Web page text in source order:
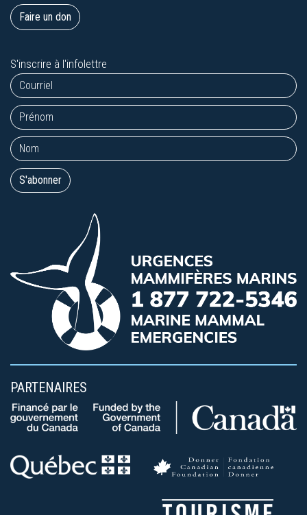
Faire un don
S'inscrire à l'infolettre
PARTENAIRES